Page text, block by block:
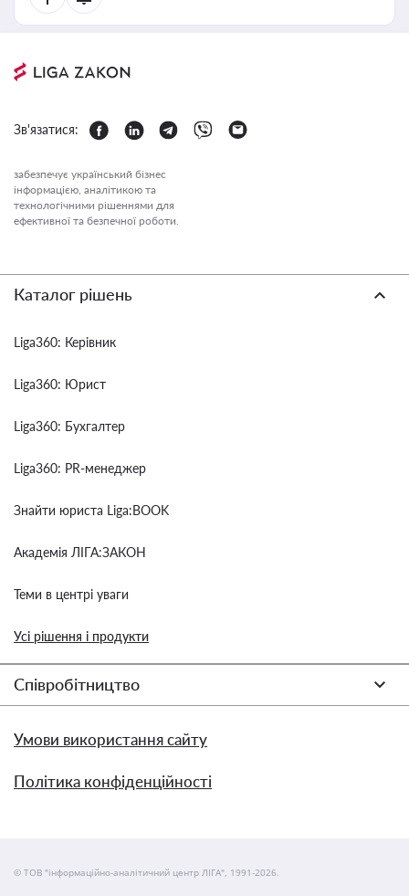
Зв'язатися:
забезпечує український бізнес
інформацією, аналітикою та
технологічними рішеннями для
ефективної та безпечної роботи.
Каталог рішень
Liga360: Керівник
Liga360: Юрист
Liga360: Бухгалтер
Liga360: PR-менеджер
Знайти юриста Liga:BOOK
Академія ЛІГА:ЗАКОН
Теми в центрі уваги
Усі рішення і продукти
Співробітництво
Умови використання сайту
Політика конфіденційності
© ТОВ "інформаційно-аналітичний центр ЛІГА", 1991-2026.